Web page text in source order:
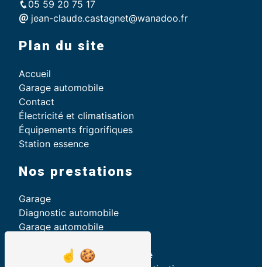
05 59 20 75 17
jean-claude.castagnet@wanadoo.fr
Plan du site
Accueil
Garage automobile
Contact
Électricité et climatisation
Équipements frigorifiques
Station essence
Nos prestations
Garage
Diagnostic automobile
Garage automobile
Réparation véhicule électrique